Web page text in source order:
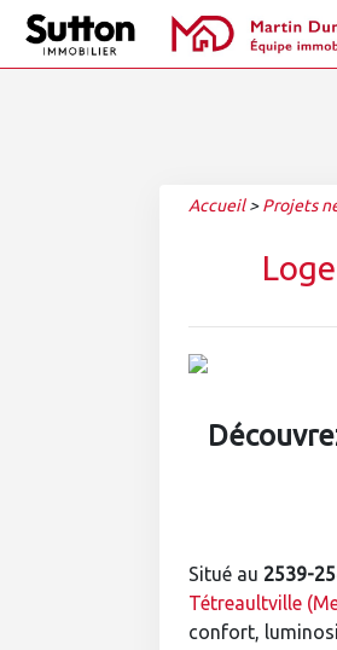
Accueil >Projets
Situé au 2539-
Tétreaultville
confort,